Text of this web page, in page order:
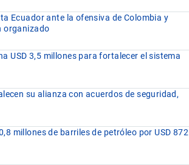
Ecuador ante la ofensiva de Colombia y
organizado
USD 3,5 millones para fortalecer el sistema
su alianza con acuerdos de seguridad,
millones de barriles de petróleo por USD 872